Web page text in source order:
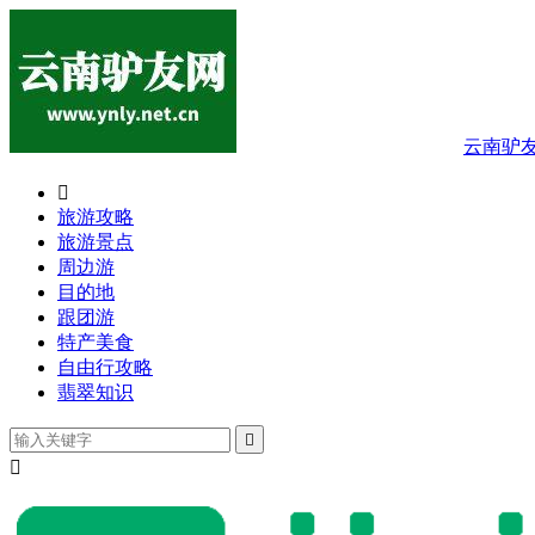
云南驴

旅游攻略
旅游景点
周边游
目的地
跟团游
特产美食
自由行攻略
翡翠知识

